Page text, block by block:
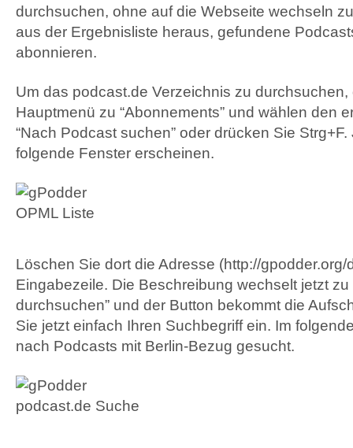
durchsuchen, ohne auf die Webseite wechseln
aus der Ergebnisliste heraus, gefundene
abonnieren.
Um das podcast.de Verzeichnis zu
Hauptmenü zu “Abonnements” und wählen den
“Nach Podcast suchen” oder drücken Sie
folgende Fenster erscheinen.
Löschen Sie dort die Adresse (http://
Eingabezeile. Die Beschreibung wechselt jetzt zu
durchsuchen” und der Button bekommt die
Sie jetzt einfach Ihren Suchbegriff ein. Im
nach Podcasts mit Berlin-Bezug gesucht.